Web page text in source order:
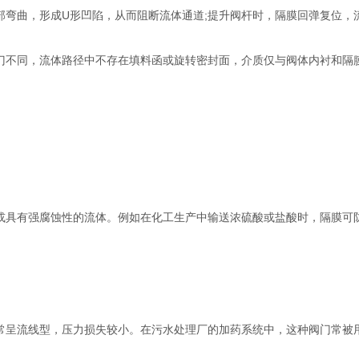
曲，形成U形凹陷，从而阻断流体通道;提升阀杆时，隔膜回弹复位，
，流体路径中不存在填料函或旋转密封面，介质仅与阀体内衬和隔
强腐蚀性的流体。例如在化工生产中输送浓硫酸或盐酸时，隔膜可
线型，压力损失较小。在污水处理厂的加药系统中，这种阀门常被